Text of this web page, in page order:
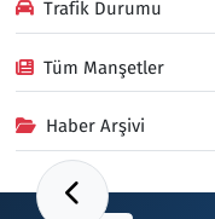
Trafik Durumu
Tüm Manşetler
Haber Arşivi